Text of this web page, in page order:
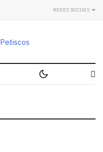
REDES SOCIAIS